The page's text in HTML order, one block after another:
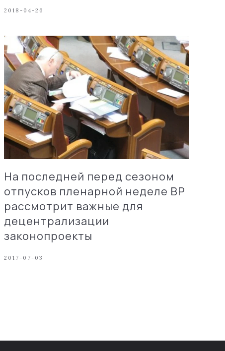
2018-04-26
На последней перед сезоном
отпусков пленарной неделе ВР
рассмотрит важные для
децентрализации
законопроекты
2017-07-03